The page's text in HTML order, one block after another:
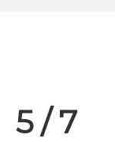
5 / 7